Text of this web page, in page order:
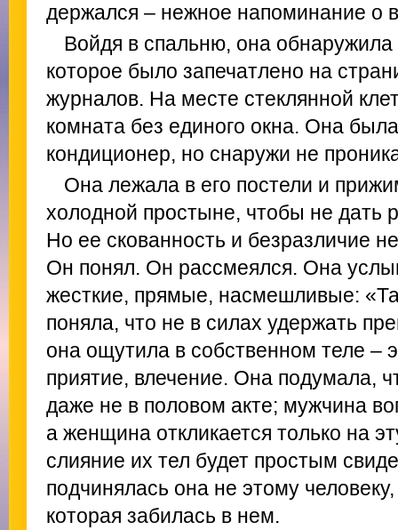
держался – нежное напоминание о
Войдя в спальню, она
которое было запечатлено на
журналов. На месте стеклянной
комната без единого окна. Она
кондиционер, но снаружи не
Она лежала в его постели и
холодной простыне, чтобы не дать
Но ее скованность и безразличие
Он понял. Он рассмеялся. Она
жесткие, прямые, насмешливые:
поняла, что не в силах удержать
она ощутила в собственном теле –
приятие, влечение. Она подумала,
даже не в половом акте; мужчина
а женщина откликается только на
слияние их тел будет простым
подчинялась она не этому
которая забилась в нем.